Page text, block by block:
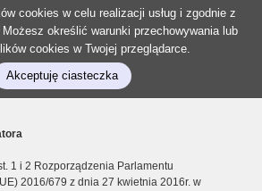
cookies w celu realizacji usług i zgodnie z
Możesz określić warunki przechowywania lub
cookies w Twojej przeglądarce.
Akceptuję ciasteczka
1 i 2 Rozporządzenia Parlamentu
2016/679 z dnia 27 kwietnia 2016r. w